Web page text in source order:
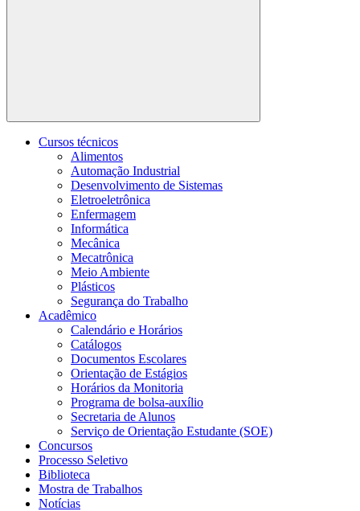
Buscar
Cursos técnicos
Alimentos
Automação Industrial
Desenvolvimento de Sistemas
Eletroeletrônica
Enfermagem
Informática
Mecânica
Mecatrônica
Meio Ambiente
Plásticos
Segurança do Trabalho
Acadêmico
Calendário e Horários
Catálogos
Documentos Escolares
Orientação de Estágios
Horários da Monitoria
Programa de bolsa-auxílio
Secretaria de Alunos
Serviço de Orientação Estudante (SOE)
Concursos
Processo Seletivo
Biblioteca
Mostra de Trabalhos
Notícias